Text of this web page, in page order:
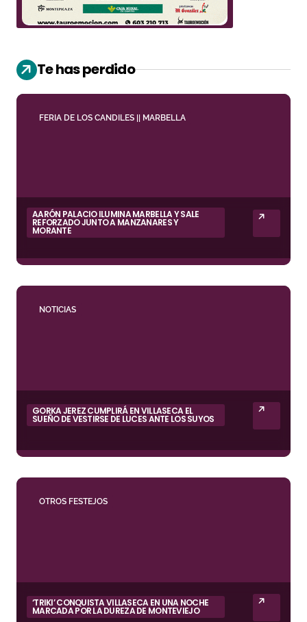
Te has perdido
FERIA DE LOS CANDILES || MARBELLA
AARÓN PALACIO ILUMINA MARBELLA Y SALE
REFORZADO JUNTO A MANZANARES Y
MORANTE
NOTICIAS
GORKA JEREZ CUMPLIRÁ EN VILLASECA EL
SUEÑO DE VESTIRSE DE LUCES ANTE LOS SUYOS
OTROS FESTEJOS
‘TRIKI’ CONQUISTA VILLASECA EN UNA NOCHE
MARCADA POR LA DUREZA DE MONTEVIEJO